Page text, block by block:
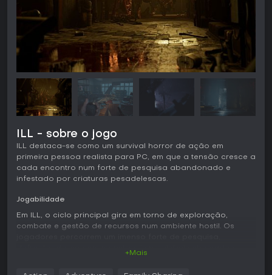
ILL - sobre o jogo
ILL destaca-se como um survival horror de ação em
primeira pessoa realista para PC, em que a tensão cresce a
cada encontro num forte de pesquisa abandonado e
infestado por criaturas pesadelescas.
Jogabilidade
Em ILL, o ciclo principal gira em torno de exploração,
combate e gestão de recursos num ambiente hostil. Os
+Mais